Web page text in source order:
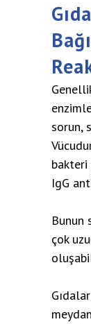
sorun,
bakteri
IgG
Bunun
çok